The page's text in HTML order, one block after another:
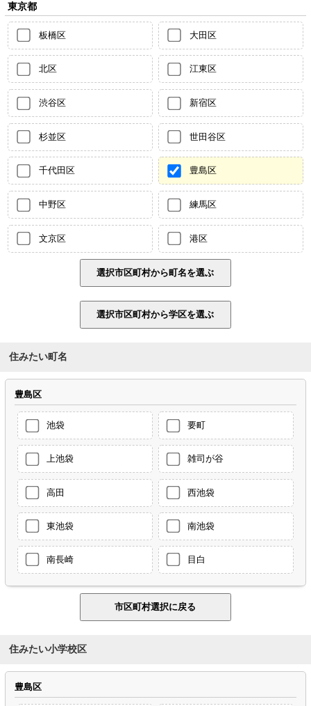
東京都
板橋区 大田区
北区 江東区
渋谷区 新宿区
杉並区 世田谷区
千代田区 豊島区
中野区 練馬区
文京区 港区
住みたい町名
豊島区
池袋 要町
上池袋 雑司が谷
高田 西池袋
東池袋 南池袋
南長崎 目白
住みたい小学校区
豊島区